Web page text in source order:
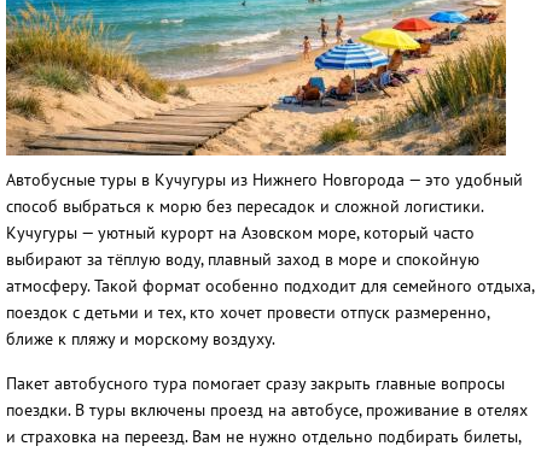
Автобусные туры в Кучугуры из Нижнего Новгорода — это удобный
способ выбраться к морю без пересадок и сложной логистики.
Кучугуры — уютный курорт на Азовском море, который часто
выбирают за тёплую воду, плавный заход в море и спокойную
атмосферу. Такой формат особенно подходит для семейного отдыха,
поездок с детьми и тех, кто хочет провести отпуск размеренно,
ближе к пляжу и морскому воздуху.
Пакет автобусного тура помогает сразу закрыть главные вопросы
поездки. В туры включены проезд на автобусе, проживание в отелях
и страховка на переезд. Вам не нужно отдельно подбирать билеты,